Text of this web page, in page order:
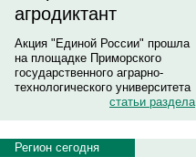
агродиктант
Акция "Единой России" прошла
на площадке Приморского
государственного аграрно-
технологического университета
статьи раздела
Регион сегодня